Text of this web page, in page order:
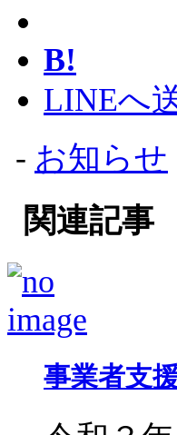
B!
LINEへ
- お知らせ
関連記事
事業者支